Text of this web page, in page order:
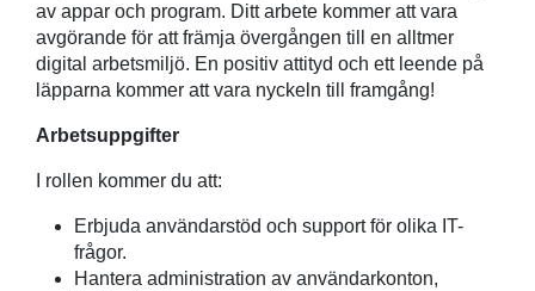
av appar och program. Ditt arbete kommer att vara
avgörande för att främja övergången till en alltmer
digital arbetsmiljö. En positiv attityd och ett leende på
läpparna kommer att vara nyckeln till framgång!
Arbetsuppgifter
I rollen kommer du att:
Erbjuda användarstöd och support för olika IT-
frågor.
Hantera administration av användarkonton,